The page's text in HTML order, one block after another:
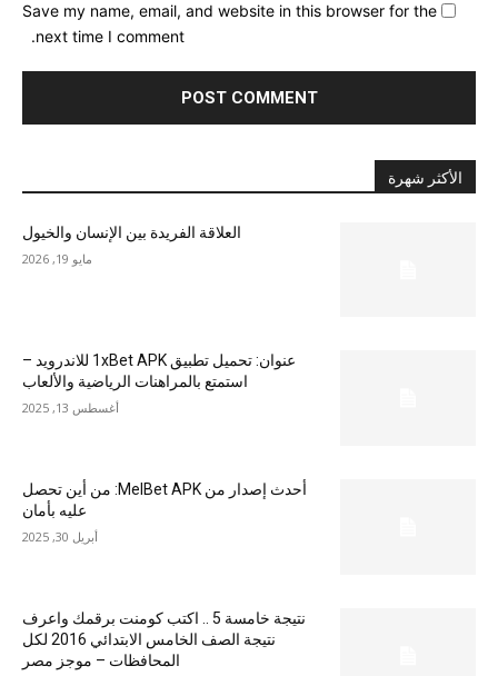
Save my name, email, and website in this browser for the
next time I comment.
الأكثر شهرة
العلاقة الفريدة بين الإنسان والخيول
مايو 19, 2026
عنوان: تحميل تطبيق 1xBet APK للاندرويد –
استمتع بالمراهنات الرياضية والألعاب
أغسطس 13, 2025
أحدث إصدار من MelBet APK: من أين تحصل
عليه بأمان
أبريل 30, 2025
نتيجة خامسة 5 .. اكتب كومنت برقمك واعرف
نتيجة الصف الخامس الابتدائي 2016 لكل
المحافظات – موجز مصر